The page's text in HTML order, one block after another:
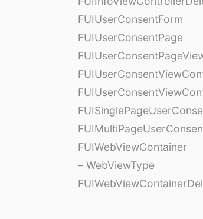
FUIUserConsentForm
FUIUserConsentPage
FUIWebViewContainer
– WebViewType